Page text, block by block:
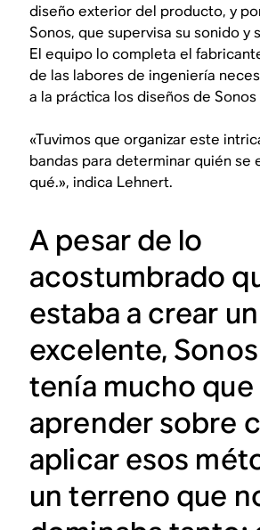
diseño exterior del producto, y
Sonos, que supervisa su sonido y
El equipo lo completa el
de las labores de ingeniería
a la práctica los diseños de Sonos
«Tuvimos que organizar este
bandas para determinar quién se
qué.», indica Lehnert.
A pesar de lo
acostumbrado
estaba a crear
excelente,
tenía mucho que
aprender sobre
aplicar esos
un terreno que